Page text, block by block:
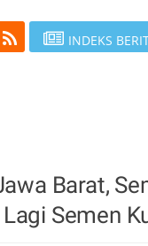
INDEKS
Barat,
Semen